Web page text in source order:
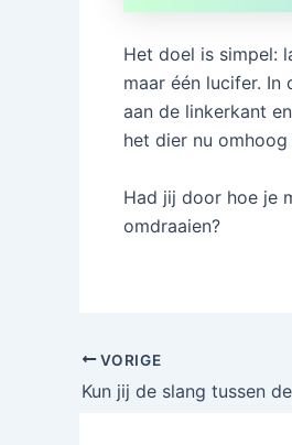
Het doel is simpel:
maar één lucifer.
aan de linkerkant
het dier nu
Had jij door hoe je
omdraaien?
VORIGE